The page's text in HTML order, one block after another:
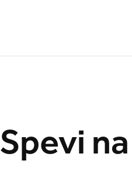
Spevi